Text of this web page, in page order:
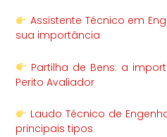
Assistente Técnico em
sua importância
Partilha de Bens: a
Perito Avaliador
Laudo Técnico de
principais tipos